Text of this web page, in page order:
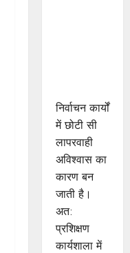
निर्वाचन कार्यों
में छोटी सी
लापरवाही
अविश्वास का
कारण बन
जाती है।
अत:
प्रशिक्षण
कार्यशाला में